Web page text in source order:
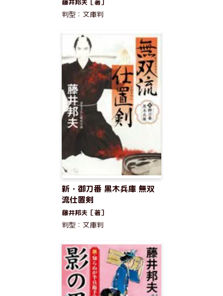
藤井邦夫［著］
判型：文庫判
新・御刀番 黒木兵庫 無双
流仕置剣
藤井邦夫［著］
判型：文庫判